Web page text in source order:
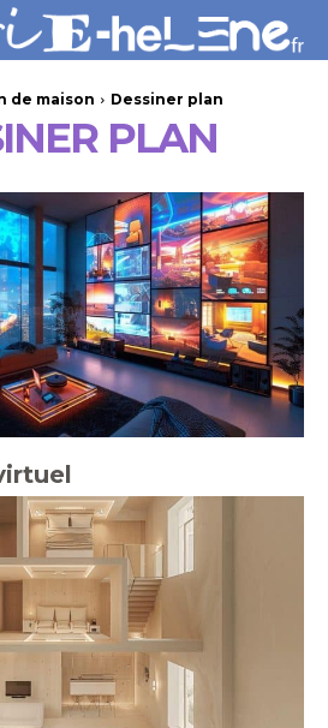
de maison Dessiner plan
PLAN